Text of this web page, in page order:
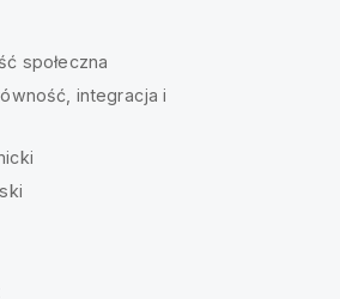
społeczna
integracja i